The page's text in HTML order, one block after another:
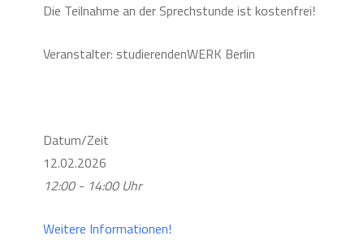
Die Teilnahme an der Sprechstunde ist kostenfrei!
Veranstalter: studierendenWERK Berlin
Datum/Zeit
12.02.2026
12:00 - 14:00 Uhr
Weitere Informationen!